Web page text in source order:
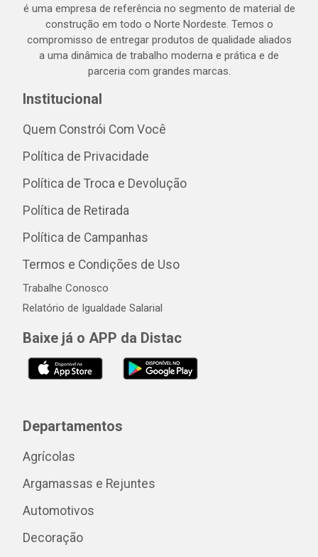
é uma empresa de referência no segmento de material de
construção em todo o Norte Nordeste. Temos o
compromisso de entregar produtos de qualidade aliados
a uma dinâmica de trabalho moderna e prática e de
parceria com grandes marcas.
Institucional
Quem Constrói Com Você
Política de Privacidade
Política de Troca e Devolução
Política de Retirada
Política de Campanhas
Termos e Condições de Uso
Trabalhe Conosco
Relatório de Igualdade Salarial
Baixe já o APP da Distac
Departamentos
Agrícolas
Argamassas e Rejuntes
Automotivos
Decoração